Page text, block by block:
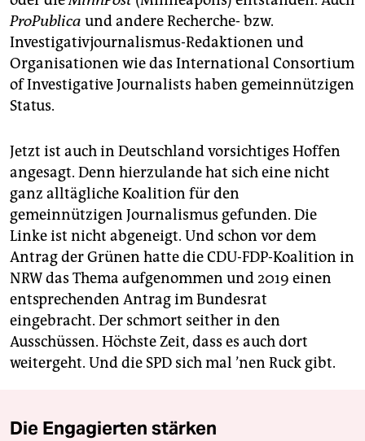
ProPublica und andere Recherche- bzw.
Investigativjournalismus-Redaktionen und
Organisationen wie das International Consortium
of Investigative Journalists haben gemeinnützigen
Status.
Jetzt ist auch in Deutschland vorsichtiges Hoffen
angesagt. Denn hierzulande hat sich eine nicht
ganz alltägliche Koalition für den
gemeinnützigen Journalismus gefunden. Die
Linke ist nicht abgeneigt. Und schon vor dem
Antrag der Grünen hatte die CDU-FDP-Koalition in
NRW das Thema aufgenommen und 2019 einen
entsprechenden Antrag im Bundesrat
eingebracht. Der schmort seither in den
Ausschüssen. Höchste Zeit, dass es auch dort
weitergeht. Und die SPD sich mal ’nen Ruck gibt.
Die Engagierten stärken